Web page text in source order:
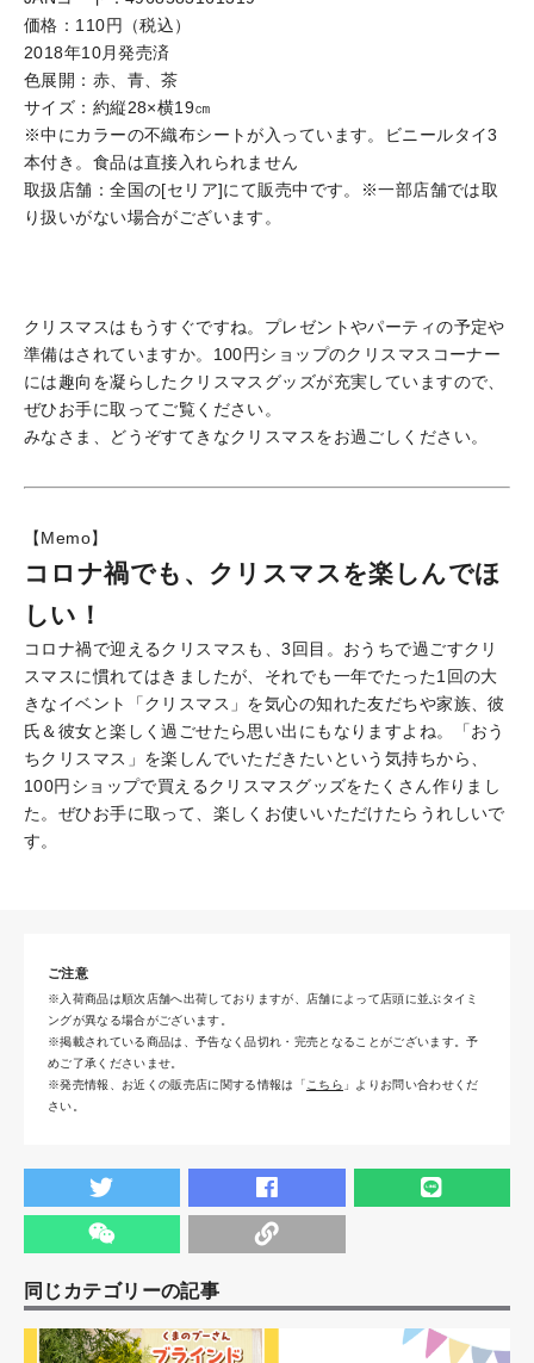
価格：110円（税込）
2018年10月発売済
色展開：赤、青、茶
サイズ：約縦28×横19㎝
※中にカラーの不織布シートが入っています。ビニールタイ3
本付き。食品は直接入れられません
取扱店舗：全国の[セリア]にて販売中です。※一部店舗では取
り扱いがない場合がございます。
クリスマスはもうすぐですね。プレゼントやパーティの予定や
準備はされていますか。100円ショップのクリスマスコーナー
には趣向を凝らしたクリスマスグッズが充実していますので、
ぜひお手に取ってご覧ください。
みなさま、どうぞすてきなクリスマスをお過ごしください。
【Memo】
コロナ禍でも、クリスマスを楽しんでほ
しい！
コロナ禍で迎えるクリスマスも、3回目。おうちで過ごすクリ
スマスに慣れてはきましたが、それでも一年でたった1回の大
きなイベント「クリスマス」を気心の知れた友だちや家族、彼
氏＆彼女と楽しく過ごせたら思い出にもなりますよね。「おう
ちクリスマス」を楽しんでいただきたいという気持ちから、
100円ショップで買えるクリスマスグッズをたくさん作りまし
た。ぜひお手に取って、楽しくお使いいただけたらうれしいで
す。
ご注意
※入荷商品は順次店舗へ出荷しておりますが、店舗によって店頭に並ぶタイミ
ングが異なる場合がございます。
※掲載されている商品は、予告なく品切れ・完売となることがございます。予
めご了承くださいませ。
※発売情報、お近くの販売店に関する情報は「 こちら 」よりお問い合わせくだ
さい。
同じカテゴリーの記事